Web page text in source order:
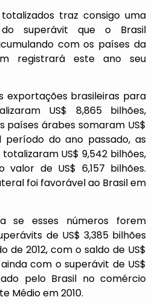
traz consigo uma
do superávit que o Brasil
com os países da
registrará este ano seu
exportações brasileiras para
US$ 8,865 bilhões,
países árabes somaram US$
período do ano passado, as
US$ 9,542 bilhões,
de US$ 6,157 bilhões.
foi favorável ao Brasil em
se esses números forem
de US$ 3,385 bilhões
de 2012, com o saldo de US$
ainda com o superávit de US$
pelo Brasil no comércio
Médio em 2010.